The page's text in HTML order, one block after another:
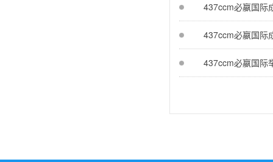
437ccm必嬴国际
437ccm必嬴国际
437ccm必嬴国际